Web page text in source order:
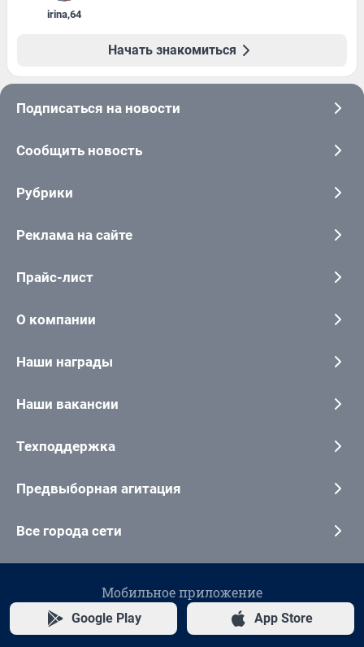
irina,64
Начать знакомиться
Подписаться на новости
Сообщить новость
Рубрики
Реклама на сайте
Прайс-лист
О компании
Наши награды
Наши вакансии
Техподдержка
Предвыборная агитация
Все города сети
Мобильное приложение
Google Play App Store